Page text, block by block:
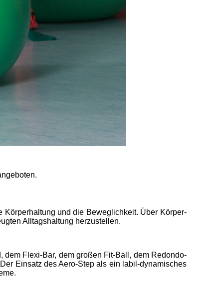
Körperhaltung und die Beweg­lichkeit. Über Körper­
Alltagshaltung herzustellen.
Flexi-Bar, dem großen Fit-Ball, dem Redondo-
Einsatz des Aero-Step als ein labil-dynamisches